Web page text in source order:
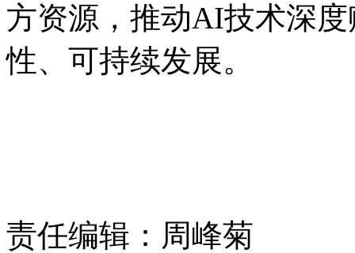
方资源，推动AI技术深
性、可持续发展。
责任编辑：周峰菊